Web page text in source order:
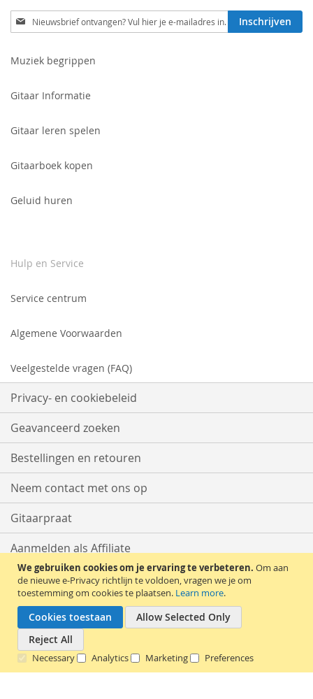
We gebruiken cookies om je ervaring te verbeteren. Om aan
de nieuwe e-Privacy richtlijn te voldoen, vragen we je om
toestemming om cookies te plaatsen. Learn more.
Cookies toestaan
Allow Selected Only
Reject All
Necessary Analytics Marketing Preferences
Schrijf
je
voor
Inschrijven
Muziek begrippen
Gitaar Informatie
Gitaar leren spelen
Gitaarboek kopen
Geluid huren
Hulp en Service
Service centrum
Algemene Voorwaarden
Veelgestelde vragen (FAQ)
Privacy- en cookiebeleid
Geavanceerd zoeken
Bestellingen en retouren
Neem contact met ons op
Gitaarpraat
Aanmelden als Affiliate
Start met Verkopen